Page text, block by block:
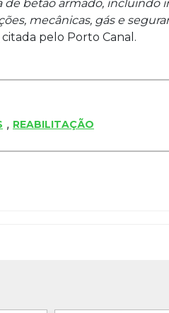
betão armado, incluindo
mecânicas, gás e
pelo Porto Canal.
, REABILITAÇÃO